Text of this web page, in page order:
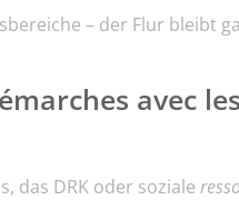
– der Flur bleibt
avec
das DRK oder soziale